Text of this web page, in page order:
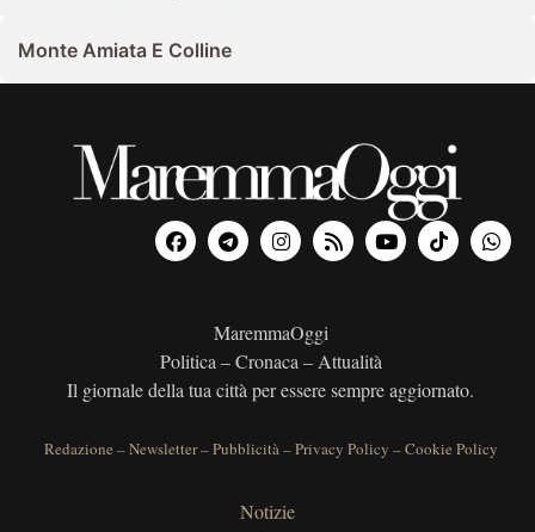
Monte Amiata E Colline
MaremmaOggi
Politica – Cronaca – Attualità
Il giornale della tua città per essere sempre aggiornato.
Redazione –Newsletter–Pubblicità–Privacy Policy –Cookie Policy
Notizie